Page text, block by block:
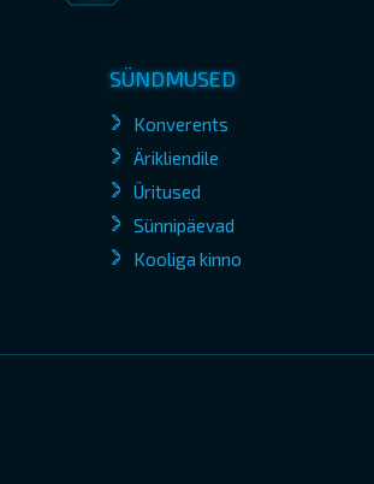
SÜNDMUSED
Konverents
Ärikliendile
Üritused
Sünnipäevad
Kooliga kinno